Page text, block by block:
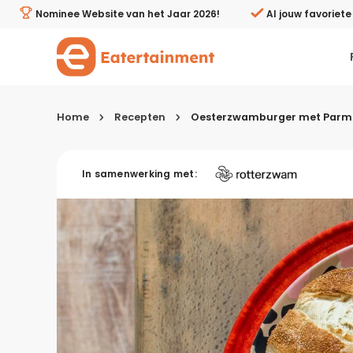
Oesterzwamburger met Parmezaanse kaas en
Nominee Website van het Jaar 2026! Al jouw
Kies je menugang
Ontbijt
Lunch & brunch
Tussendoortjes
Voor- & tussengerechten
Home Recepten Oesterzwamburger met
In samenwerking met: